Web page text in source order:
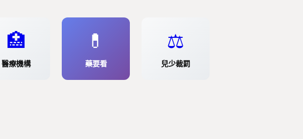
🏥
醫療機構
💊
藥要看
⚖️
兒少裁罰